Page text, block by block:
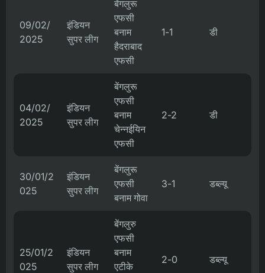
09/02/
2025
इंडियन
सुपर लीग
बेंगलुरू
एफसी
बनाम
हैदराबाद
एफसी
1-1 डी
04/02/
2025
इंडियन
सुपर लीग
बेंगलुरू
एफसी
बनाम
चेन्नईयिन
एफसी
2-2 डी
30/01/2
025
इंडियन
सुपर लीग
बेंगलुरू
एफसी
बनाम गोवा
3-1 डब्ल्यू
25/01/2
025
इंडियन
सुपर लीग
बेंगलुरु
एफसी
बनाम
एटीके
2-0 डब्ल्यू